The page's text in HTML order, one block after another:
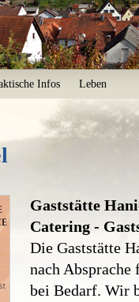
Infos Leben
Gaststätte
Catering -
Die Gaststätte
nach
bei Bedarf. Wir